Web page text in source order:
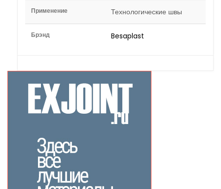
Применение Технологические швы
Брэнд Besaplast